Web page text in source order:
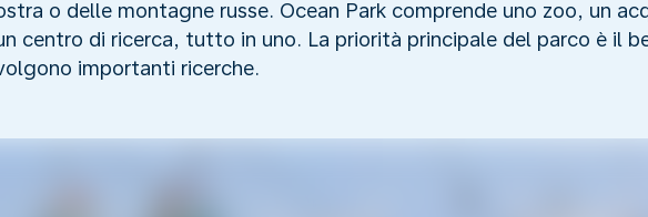
o delle montagne russe. Ocean Park comprende uno zoo, un
centro di ricerca, tutto in uno. La priorità principale del parco è il
importanti ricerche.